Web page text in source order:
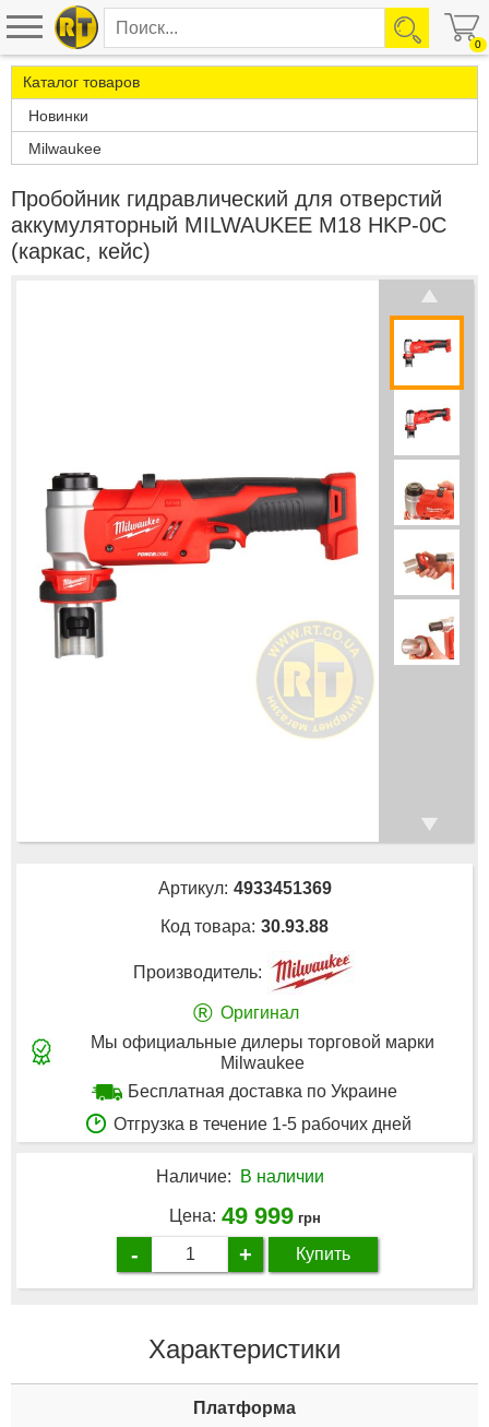
0
Каталог товаров
Новинки
Milwaukee
Пробойник гидравлический для отверстий
аккумуляторный MILWAUKEE M18 HKP-0C
(каркас, кейс)
Артикул: 4933451369
Код товара: 30.93.88
Производитель:
® Оригинал
Мы официальные дилеры торговой марки
Milwaukee
Бесплатная доставка по Украине
Отгрузка в течение 1-5 рабочих дней
Наличие: В наличии
Цена: 49 999 грн
- + Купить
Характеристики
Платформа